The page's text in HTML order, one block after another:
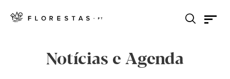
Notícias e Agenda